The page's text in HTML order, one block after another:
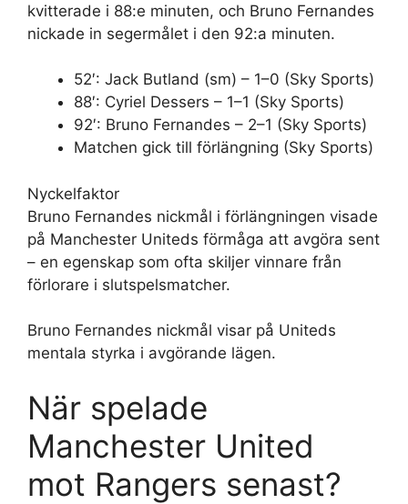
kvitterade i 88:e minuten, och Bruno Fernandes
nickade in segermålet i den 92:a minuten.
52′: Jack Butland (sm) – 1–0 (Sky Sports)
88′: Cyriel Dessers – 1–1 (Sky Sports)
92′: Bruno Fernandes – 2–1 (Sky Sports)
Matchen gick till förlängning (Sky Sports)
Nyckelfaktor
Bruno Fernandes nickmål i förlängningen visade
på Manchester Uniteds förmåga att avgöra sent
– en egenskap som ofta skiljer vinnare från
förlorare i slutspelsmatcher.
Bruno Fernandes nickmål visar på Uniteds
mentala styrka i avgörande lägen.
När spelade
Manchester United
mot Rangers senast?